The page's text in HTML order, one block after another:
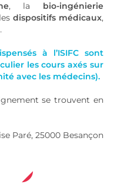
, la bio-ingénierie
dispositifs médicaux,
à l’ISIFC sont
les cours axés sur
avec les médecins).
se trouvent en
Paré, 25000 Besançon